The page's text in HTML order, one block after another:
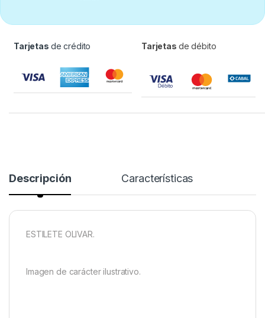
Tarjetas de crédito Tarjetas de débito
Descripción Características
ESTILETE OLIVAR.
Imagen de carácter ilustrativo.